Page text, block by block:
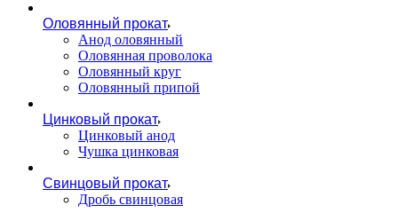
Оловянный прокат
Анод оловянный
Оловянная проволока
Оловянный круг
Оловянный припой
Цинковый прокат
Цинковый анод
Чушка цинковая
Свинцовый прокат
Дробь свинцовая